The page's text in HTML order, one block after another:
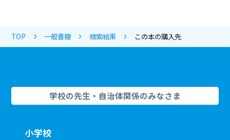
TOP 一般書籍 検索結果 この本の購入先
学校の先生・自治体関係のみなさま
小学校